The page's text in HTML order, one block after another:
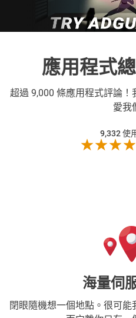
應用程式
超過 9,000 條應用程式評論
愛我
9,332使
海量伺
閉眼隨機想一個地點。很可能